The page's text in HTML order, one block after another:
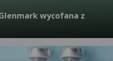
wycofana z